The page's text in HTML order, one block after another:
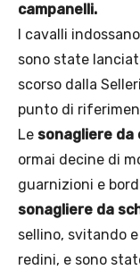
campanelli.
I cavalli indossano
sono state
scorso dalla
punto di
Le sonagliere da
ormai decine di
guarnizioni e
sonagliere da
sellino, svitando
redini, e sono